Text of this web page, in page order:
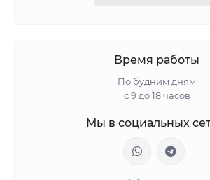
Время работы
По будним дням
с 9 до 18 часов
Мы в социальных